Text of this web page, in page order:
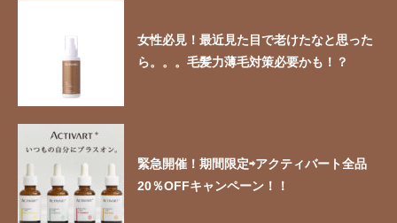
女性必見！最近見た目で老けたなと思った
ら。。。毛髪力薄毛対策必要かも！？
緊急開催！期間限定⇨アクティバート全品
20％OFFキャンペーン！！